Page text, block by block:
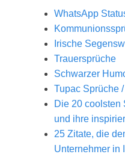
WhatsApp
Irische
Trauersprüche
Schwarzer
Tupac Sprüche
Die 20 coolsten
und ihre
25 Zitate, die
Unternehmer in